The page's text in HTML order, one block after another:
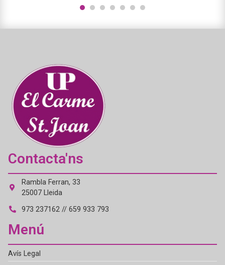
Contacta'ns
Rambla Ferran, 33
25007 Lleida
973 237162 // 659 933 793
Menú
Avís Legal